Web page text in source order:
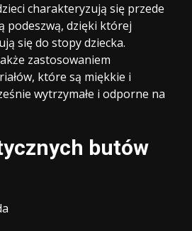
charakteryzują się przede
podeszwą, dzięki której
się do stopy dziecka.
zastosowaniem
które są miękkie i
wytrzymałe i odporne na
butów